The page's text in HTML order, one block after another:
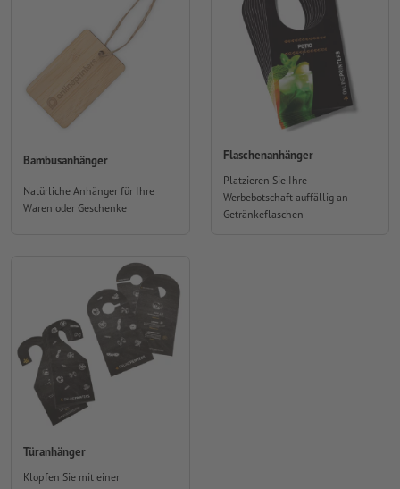
Bambusanhänger
Natürliche Anhänger für Ihre
Waren oder Geschenke
Flaschenanhänger
Platzieren Sie Ihre
Werbebotschaft auffällig an
Getränkeflaschen
Türanhänger
Klopfen Sie mit einer